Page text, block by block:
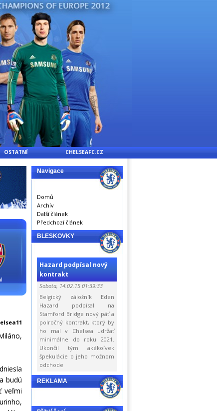
OSTATNÍ CHELSEAFC.CZ
budú
veľmi
Navigace
Domů
Archív
Další článek
Předchozí článek
BLESKOVKY
Hazard podpísal nový
kontrakt
Sobota, 14.02.15 01:39:33
Belgický záložník Eden
Hazard podpísal na
Stamford Bridge nový päť a
polročný kontrakt, ktorý by
ho mal v Chelsea udržať
minimálne do roku 2021.
Ukončil tým akékoľvek
špekulácie o jeho možnom
odchode
REKLAMA